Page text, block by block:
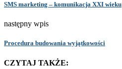
SMS marketing – komunikacja XXI wieku
następny wpis
Procedura budowania wyjątkowości
CZYTAJ TAKŻE: